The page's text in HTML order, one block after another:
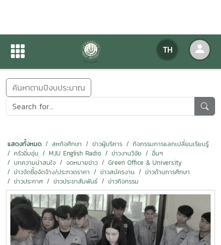
TH
ข่าวสารกิจกรรม
ค้นหาตามปีงบประมาณ
แสดงทั้งหมด สหกิจศึกษา ข่าวผู้บริหาร
กิจกรรมการแลกเปลี่ยนเรียนรู้
ครัวอิ่มอุ่น
MJU English Radio ข่าวงานวิจัย
อื่นๆ
บทความน่าสนใจ
จดหมายข่าว
Green Office & University
ข่าวจัดซื้อจัดจ้าง/ประกวดราคา
ข่าวสมัครงาน
ข่าวด้านการศึกษา
ข่าวประกาศ
ข่าวประชาสัมพันธ์ ข่าวกิจกรรม